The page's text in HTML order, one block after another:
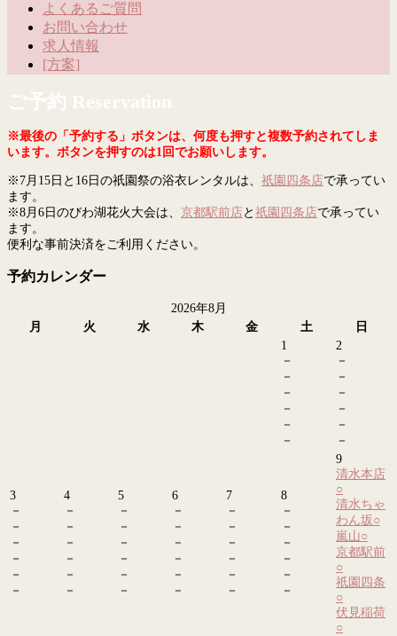
よくあるご質問
お問い合わせ
求人情報
[方案]
ご予約 Reservation
※最後の「予約する」ボタンは、何度も押すと複数予約されてしま
います。ボタンを押すのは1回でお願いします。
※7月15日と16日の祇園祭の浴衣レンタルは、 祇園四条店で承ってい
ます。
※8月6日のびわ湖花火大会は、 京都駅前店 と 祇園四条店で承ってい
ます。
便利な事前決済をご利用ください。
予約カレンダー
2026年8月
月
火 水 木 金 土
日
1
－
－
－
－
－
－
2
－
－
－
－
－
－
3
－
－
－
－
－
－
4
－
－
－
－
－
－
5
－
－
－
－
－
－
6
－
－
－
－
－
－
7
－
－
－
－
－
－
8
－
－
－
－
－
－
9
清水本店
○
清水ちゃ
わん坂○
嵐山○
京都駅前
○
祇園四条
○
伏見稲荷
○